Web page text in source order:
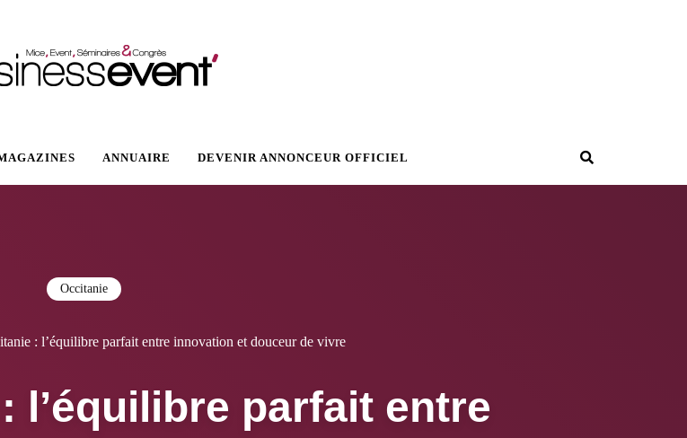
ANNUAIRE DEVENIR ANNONCEUR OFFICIEL
Recherche
Occitanie
: l’équilibre parfait entre innovation et douceur de vivre
l’équilibre parfait entre